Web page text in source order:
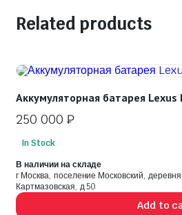
Related products
Аккумуляторная батарея Lexus
250 000 ₽
In Stock
В наличии на складе
г Москва, поселение Московский,
Картмазовская, д 50
Add to